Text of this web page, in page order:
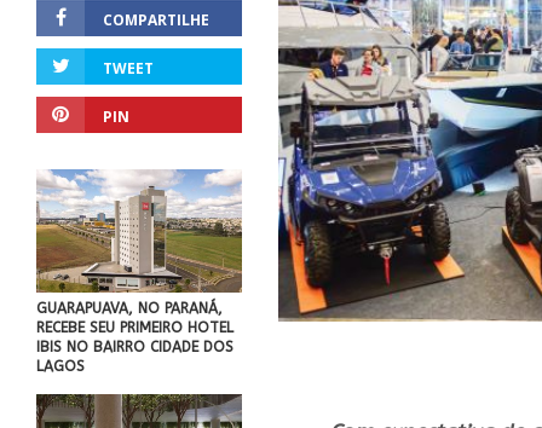
COMPARTILHE
TWEET
PIN
GUARAPUAVA, NO PARANÁ,
RECEBE SEU PRIMEIRO HOTEL
IBIS NO BAIRRO CIDADE DOS
LAGOS